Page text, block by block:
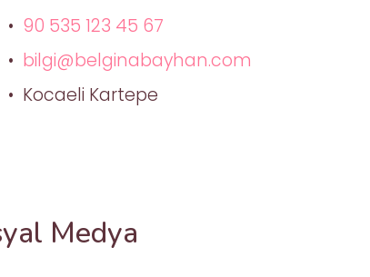
90 535 123 45 67
bilgi@belginabayhan.com
Kocaeli Kartepe
Medya